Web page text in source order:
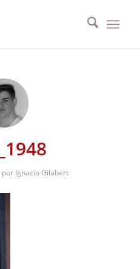
por Ignacio Gilabert